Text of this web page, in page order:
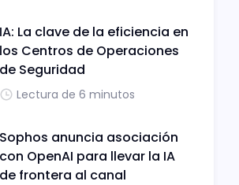
IA: La clave de la eficiencia en
los Centros de Operaciones
de Seguridad
Lectura de 6 minutos
Sophos anuncia asociación
con OpenAI para llevar la IA
de frontera al canal